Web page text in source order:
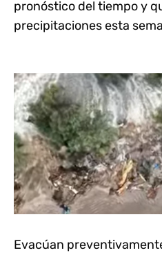
pronóstico del tiempo y
precipitaciones esta
Evacúan